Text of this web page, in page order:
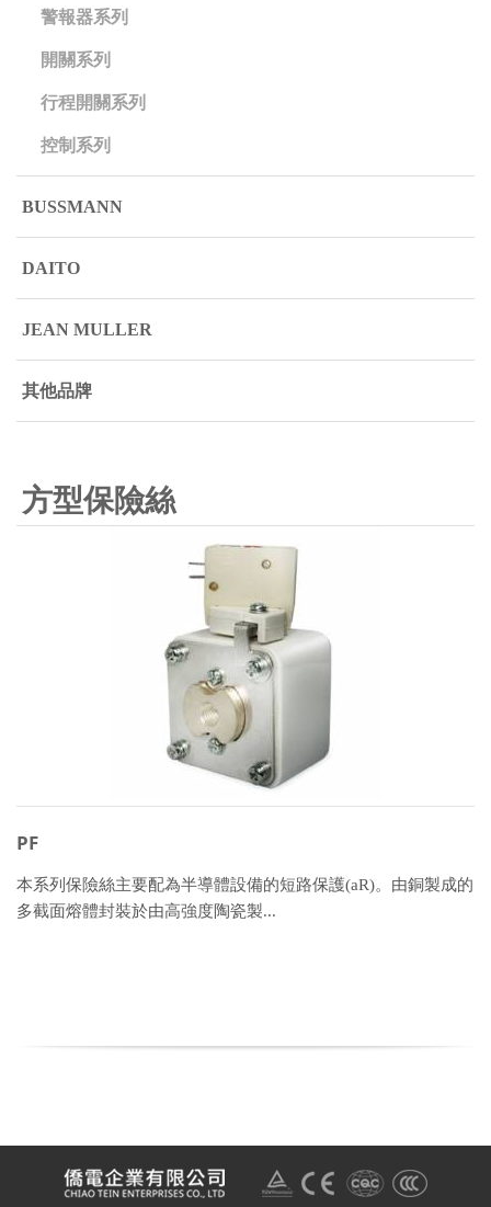
警報器系列
開關系列
行程開關系列
控制系列
BUSSMANN
DAITO
JEAN MULLER
其他品牌
方型保險絲
PF
本系列保險絲主要配為半導體設備的短路保護(aR)。由銅製成的
多截面熔體封裝於由高強度陶瓷製...